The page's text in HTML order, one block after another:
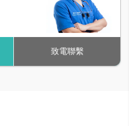
致電聯繫